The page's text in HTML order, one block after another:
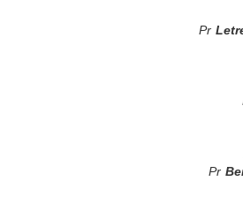
Pr
Pr